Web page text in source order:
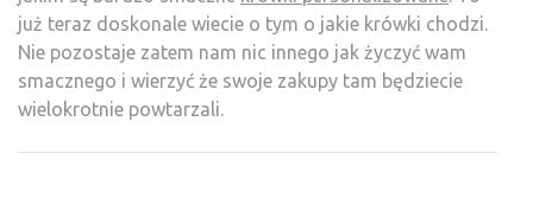
już teraz doskonale wiecie o tym o jakie krówki chodzi.
Nie pozostaje zatem nam nic innego jak życzyć wam
smacznego i wierzyć że swoje zakupy tam będziecie
wielokrotnie powtarzali.